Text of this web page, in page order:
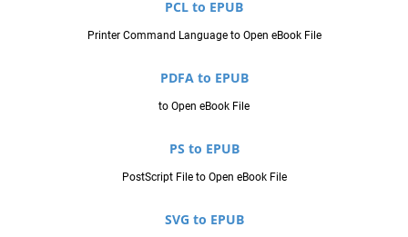
PCL to EPUB
Printer Command Language to Open eBook File
PDFA to EPUB
to Open eBook File
PS to EPUB
PostScript File to Open eBook File
SVG to EPUB